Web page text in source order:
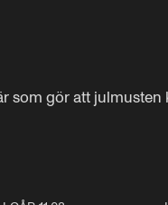
som gör att julmusten